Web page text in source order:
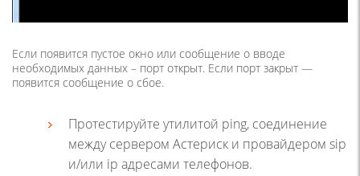
Если появится пустое окно или сообщение о вводе
необходимых данных – порт открыт. Если порт закрыт —
появится cообщение о cбое.
Протестируйте утилитой ping, соединение
между сервером Астериск и провайдером sip
и/или ip адресами телефонов.